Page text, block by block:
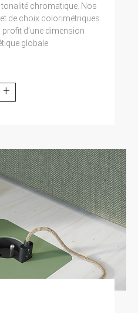
tonalité chromatique. Nos
de choix colorimétriques
d’une dimension
globale
+